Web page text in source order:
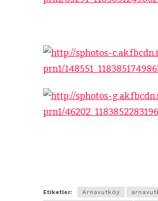
Etiketler: Arnavutköy
ARNAVUTKÖY